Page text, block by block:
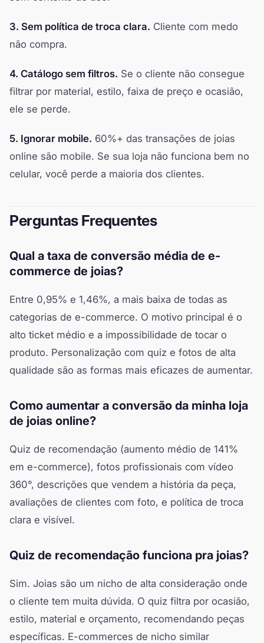
3. Sem política de troca clara. Cliente com medo
não compra.
4. Catálogo sem filtros. Se o cliente não consegue
filtrar por material, estilo, faixa de preço e ocasião,
ele se perde.
5. Ignorar mobile. 60%+ das transações de joias
online são mobile. Se sua loja não funciona bem no
celular, você perde a maioria dos clientes.
Perguntas Frequentes
Qual a taxa de conversão média de e-
commerce de joias?
Entre 0,95% e 1,46%, a mais baixa de todas as
categorias de e-commerce. O motivo principal é o
alto ticket médio e a impossibilidade de tocar o
produto. Personalização com quiz e fotos de alta
qualidade são as formas mais eficazes de aumentar.
Como aumentar a conversão da minha loja
de joias online?
Quiz de recomendação (aumento médio de 141%
em e-commerce), fotos profissionais com vídeo
360°, descrições que vendem a história da peça,
avaliações de clientes com foto, e política de troca
clara e visível.
Quiz de recomendação funciona pra joias?
Sim. Joias são um nicho de alta consideração onde
o cliente tem muita dúvida. O quiz filtra por ocasião,
estilo, material e orçamento, recomendando peças
específicas. E-commerces de nicho similar